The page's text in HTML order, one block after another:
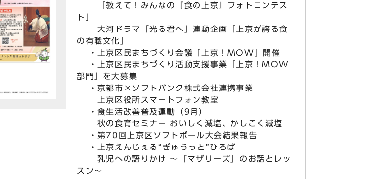
「教えて！みんなの『食の上京』フォトコンテス
ト」
大河ドラマ「光る君へ」連動企画「上京が誇る食
の有職文化」
・上京区民まちづくり会議「上京！MOW」開催
・上京区民まちづくり活動支援事業「上京！MOW
部門」を大募集
・京都市×ソフトバンク株式会社連携事業
上京区役所スマートフォン教室
・食生活改善普及運動（9月）
秋の食育セミナー おいしく減塩、かしこく減塩
・第70回上京区ソフトボール大会結果報告
・上京えんじぇる“ぎゅうっと”ひろば
乳児への語りかけ ～「マザリーズ」のお話とレッ
スン～